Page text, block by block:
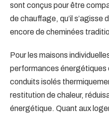
sont conçus pour être
de chauffage, qu’il s’agisse
encore de cheminées
Pour les maisons
performances énergétiques
conduits isolés
restitution de chaleur,
énergétique. Quant aux